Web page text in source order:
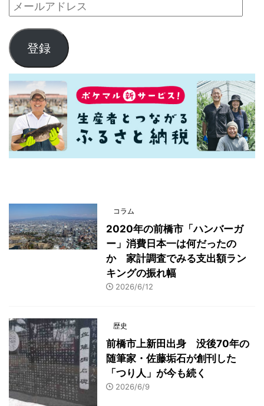
登録
コラム
2020年の前橋市「ハンバーガ
ー」消費日本一は何だったの
か 家計調査でみる支出額ラン
キングの振れ幅
2026/6/12
歴史
前橋市上新田出身 没後70年の
随筆家・佐藤垢石が創刊した
「つり人」が今も続く
2026/6/9